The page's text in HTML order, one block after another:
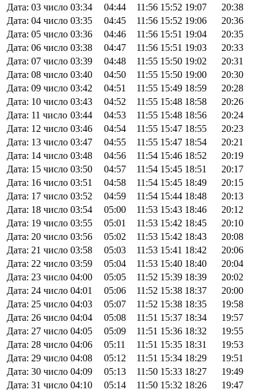
Дата: 03 число 03:34 04:44 11:56 15:52 19:07
20:38
Дата: 04 число 03:35 04:45 11:56 15:52 19:06
20:36
Дата: 05 число 03:36 04:46 11:56 15:51 19:04
20:35
Дата: 06 число 03:38 04:47 11:56 15:51 19:03
20:33
Дата: 07 число 03:39 04:48 11:55 15:50 19:02
20:31
Дата: 08 число 03:40 04:50 11:55 15:50 19:00
20:30
Дата: 09 число 03:42 04:51 11:55 15:49 18:59
20:28
Дата: 10 число 03:43 04:52 11:55 15:48 18:58
20:26
Дата: 11 число 03:44 04:53 11:55 15:48 18:56
20:24
Дата: 12 число 03:46 04:54 11:55 15:47 18:55
20:23
Дата: 13 число 03:47 04:55 11:55 15:47 18:54
20:21
Дата: 14 число 03:48 04:56 11:54 15:46 18:52
20:19
Дата: 15 число 03:50 04:57 11:54 15:45 18:51
20:17
Дата: 16 число 03:51 04:58 11:54 15:45 18:49
20:15
Дата: 17 число 03:52 04:59 11:54 15:44 18:48
20:13
Дата: 18 число 03:54 05:00 11:53 15:43 18:46
20:12
Дата: 19 число 03:55 05:01 11:53 15:42 18:45
20:10
Дата: 20 число 03:56 05:02 11:53 15:42 18:43
20:08
Дата: 21 число 03:58 05:03 11:53 15:41 18:42
20:06
Дата: 22 число 03:59 05:04 11:53 15:40 18:40
20:04
Дата: 23 число 04:00 05:05 11:52 15:39 18:39
20:02
Дата: 24 число 04:01 05:06 11:52 15:38 18:37
20:00
Дата: 25 число 04:03 05:07 11:52 15:38 18:35
19:58
Дата: 26 число 04:04 05:08 11:51 15:37 18:34
19:57
Дата: 27 число 04:05 05:09 11:51 15:36 18:32
19:55
Дата: 28 число 04:06 05:11 11:51 15:35 18:31
19:53
Дата: 29 число 04:08 05:12 11:51 15:34 18:29
19:51
Дата: 30 число 04:09 05:13 11:50 15:33 18:27
19:49
Дата: 31 число 04:10 05:14 11:50 15:32 18:26
19:47